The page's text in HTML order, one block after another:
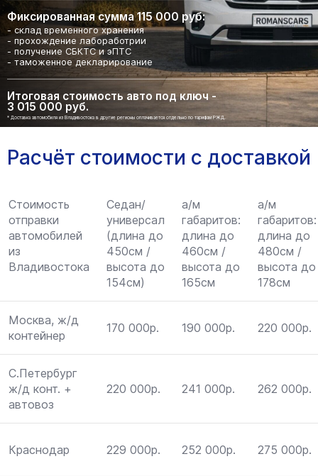
Фиксированная сумма 115 000 руб:
- склад временного хранения
- прохождение лабоработрии
- получение СБКТС и эПТС
- таможенное декларирование
Итоговая стоимость авто под ключ -
3 015 000 руб.
* Доставка автомобиля из Владивостока в другие регионы оплачивается отдельно по тарифам РЖД.
Расчёт стоимости с доставкой
Стоимость
отправки
автомобилей
из
Владивостока
Седан/
универсал
(длина до
450см /
высота до
154см)
а/м
габаритов:
длина до
460см /
высота до
165см
а/м
габаритов:
длина до
480см /
высота до
178см
Москва, ж/д
контейнер
170 000р. 190 000р. 220 000р.
С.Петербург
ж/д конт. +
автовоз
220 000р. 241 000р. 262 000р.
Краснодар 229 000р. 252 000р. 275 000р.